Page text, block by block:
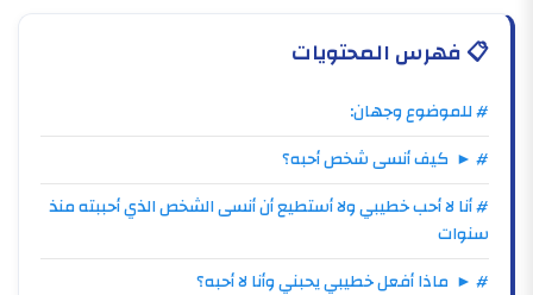
📋فهرس المحتويات
# للموضوع وجهان:
# ► كيف أنسى شخص أحبه؟​
# أنا لا أحب خطيبي ولا أستطيع أن أنسى الشخص الذي أحببته منذ
سنوات
# ► ماذا أفعل خطيبي يحبني وأنا لا أحبه؟